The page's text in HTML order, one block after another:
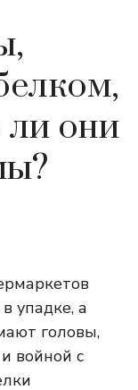
ли они
упадке, а
головы,
войной с